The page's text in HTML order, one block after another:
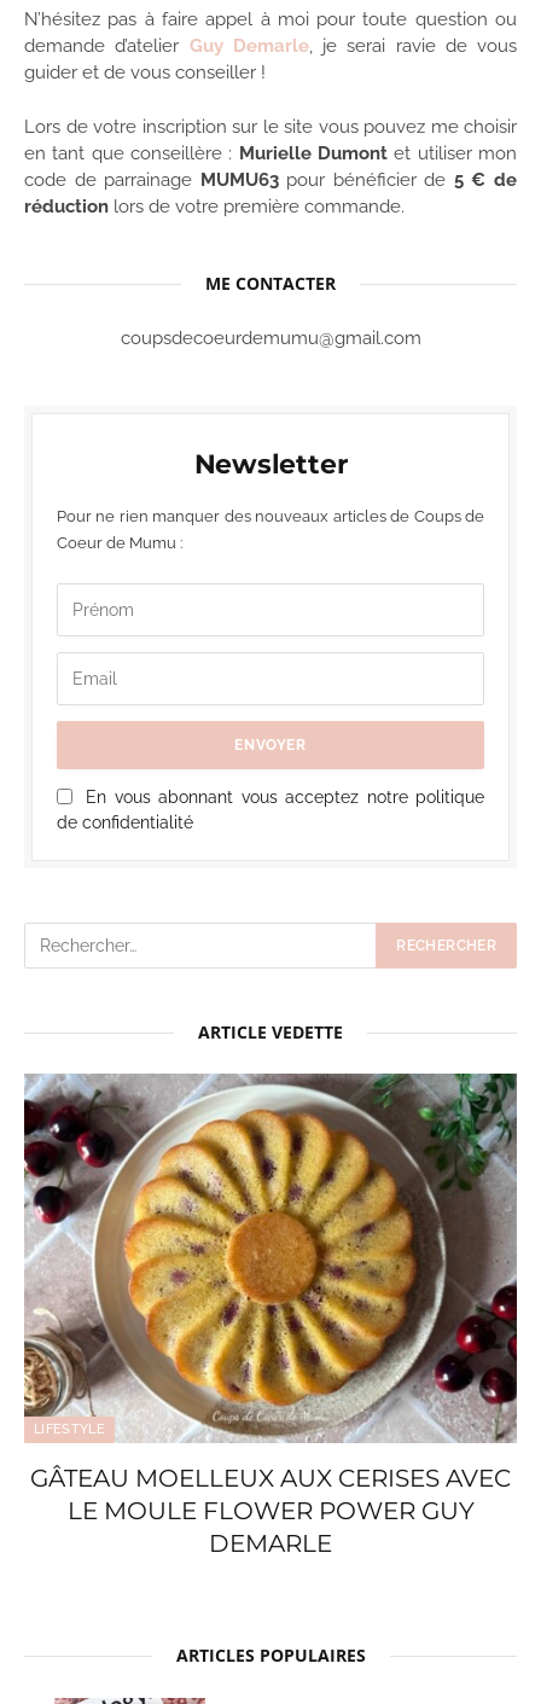
N’hésitez pas à faire appel à moi pour toute question ou
demande d’atelier Guy Demarle, je serai ravie de vous
guider et de vous conseiller !
Lors de votre inscription sur le site vous pouvez me choisir
en tant que conseillère : Murielle Dumont et utiliser mon
code de parrainage MUMU63pour bénéficier de 5 € de
réduction lors de votre première commande.
ME CONTACTER
coupsdecoeurdemumu@gmail.com
Newsletter
Pour ne rien manquer des nouveaux articles de Coups de
Coeur de Mumu :
En vous abonnant vous acceptez notre politique
de confidentialité
ARTICLE VEDETTE
LIFESTYLE
GÂTEAU MOELLEUX AUX CERISES AVEC
LE MOULE FLOWER POWER GUY
DEMARLE
ARTICLES POPULAIRES